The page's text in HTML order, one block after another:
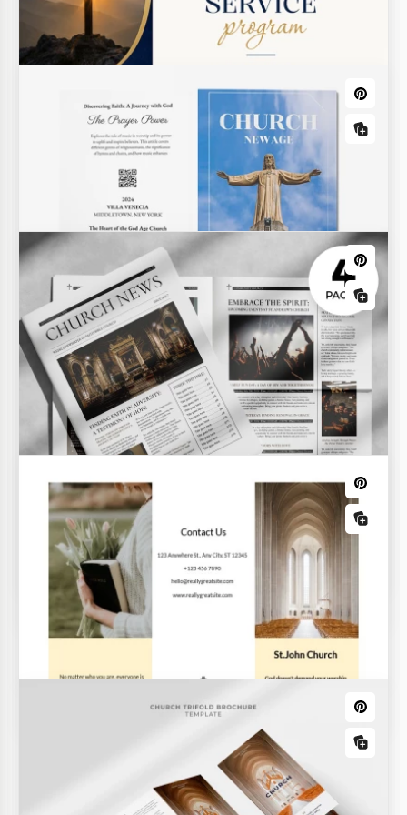
Moderne Kirchenbroschüre
Kirchenvermerk
Dieses Kirchennotizvorlage hilft Einzelpersonen
dabei, organisierte und strukturierte Notizen
während eines Gottesdienstes, einer Predigt oder
einer Bibelstudie zu machen.
Sonntagsgottesdienst Newsletter
Zweifach-Faltblatt der Kirche